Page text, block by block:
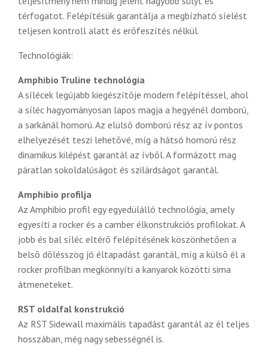
térfogatot. Felépítésük garantálja a megbízható síelést
teljesen kontroll alatt és erõfeszítés nélkül.
Technológiák:
Amphibio Truline technológia
A sílécek legújabb kiegészítõje modern felépítéssel, ahol
a síléc hagyományosan lapos magja a hegyénél domború,
a sarkánál homorú. Az elülsõ domború rész az ív pontos
elhelyezését teszi lehetõvé, míg a hátsó homorú rész
dinamikus kilépést garantál az ívbõl. A formázott mag
páratlan sokoldalúságot és szilárdságot garantál.
Amphibio profilja
Az Amphibio profil egy egyedülálló technológia, amely
egyesíti a rocker és a camber élkonstrukciós profilokat. A
jobb és bal síléc eltérõ felépítésének köszönhetõen a
belsõ dõlésszög jó éltapadást garantál, míg a külsõ él a
rocker profilban megkönnyíti a kanyarok közötti sima
átmeneteket.
RST oldalfal konstrukció
Az RST Sidewall maximális tapadást garantál az él teljes
hosszában, még nagy sebességnél is.